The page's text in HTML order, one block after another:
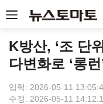
K방산, ‘조 단
다변화로 ‘롱런
입력: 2026-05-11
수정: 2026-05-11